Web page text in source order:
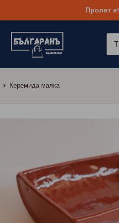
Пролет
Керемида малка